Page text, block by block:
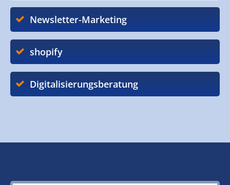
Newsletter-Marketing
shopify
Digitalisierungsberatung